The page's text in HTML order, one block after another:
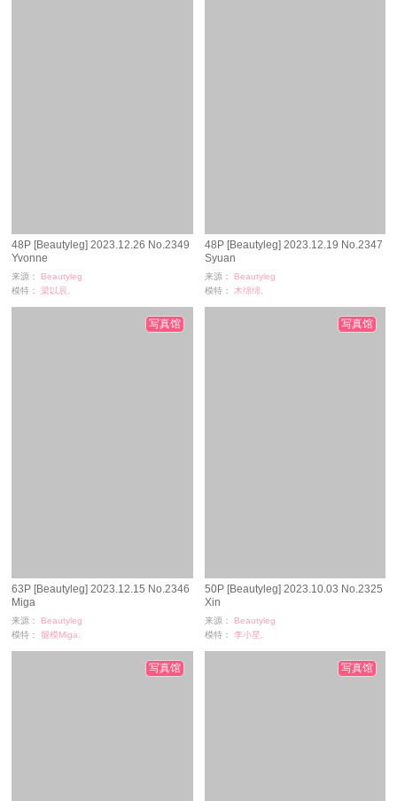
48P [Beautyleg] 2023.12.26 No.2349
Yvonne
来源：
Beautyleg
模特：
梁以辰,
48P [Beautyleg] 2023.12.19 No.2347
Syuan
来源：
Beautyleg
模特：
木绵绵,
63P [Beautyleg] 2023.12.15 No.2346
Miga
来源：
Beautyleg
模特：
腿模Miga,
写真馆
50P [Beautyleg] 2023.10.03 No.2325
Xin
来源：
Beautyleg
模特：
李小星,
写真馆
写真馆 写真馆